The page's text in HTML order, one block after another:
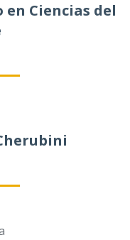
Ciencias del